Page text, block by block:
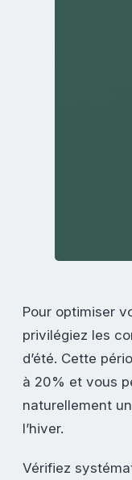
Pour optimiser
privilégiez les
d’été. Cette
à 20% et vous
naturellement
l’hiver.
Vérifiez